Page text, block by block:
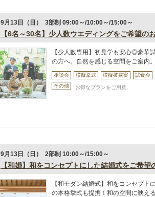
9月13日（日） 3部制 09:00～/10:00～/15:00～
【6名～30名】少人数ウエディングをご希望の
【少人数専用】初見学も安心◎豪華
の方へ。自然を感じる空間をご案内
相談会 模擬挙式 模擬披露宴
試食会
その他
お得なプランをご用意
9月13日（日） 2部制 10:00～/15:00～
【和婚】和をコンセプトにした結婚式をご希望
【和モダン結婚式】和をコンセプ
の本格挙式も提携！和の空間に映え